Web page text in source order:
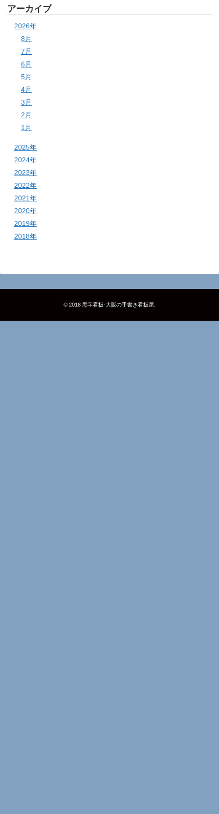
アーカイブ
2026年
8月
7月
6月
5月
4月
3月
2月
1月
2025年
2024年
2023年
2022年
2021年
2020年
2019年
2018年
© 2018 黒字看板‐大阪の手書き看板屋